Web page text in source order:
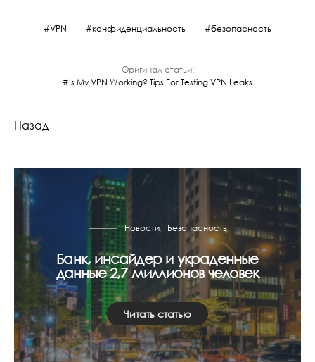
VPN конфиденциальность безопасность
Оригинал статьи:
Is My VPN Working? Tips For Testing VPN Leaks
Назад
Новости Безопасность
Банк, инсайдер и украденные
данные 2,7 миллионов человек
Читать статью